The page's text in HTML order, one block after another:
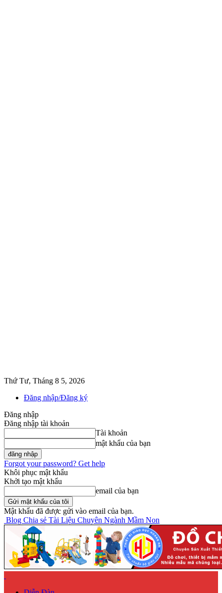
Thứ Tư, Tháng 8 5, 2026
Đăng nhập/Đăng ký
Đăng nhập
Đăng nhập tài khoản
Tài khoản
mật khẩu của bạn
Forgot your password? Get help
Khôi phục mật khẩu
Khởi tạo mật khẩu
email của bạn
Mật khẩu đã được gửi vào email của bạn.
Blog Chia sẻ Tài Liệu Chuyên Ngành Mầm Non